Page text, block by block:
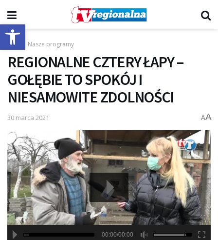
Otwórz pasek narzędzi
Start Nasze programy
REGIONALNE CZTERY ŁAPY –
GOŁĘBIE TO SPOKÓJ I
NIESAMOWITE ZDOLNOŚCI
30 marca 2021 AA
00:00/00:00